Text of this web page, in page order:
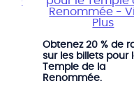
Obtenez 20 % de
sur les billets pour
Temple de la
Renommée.